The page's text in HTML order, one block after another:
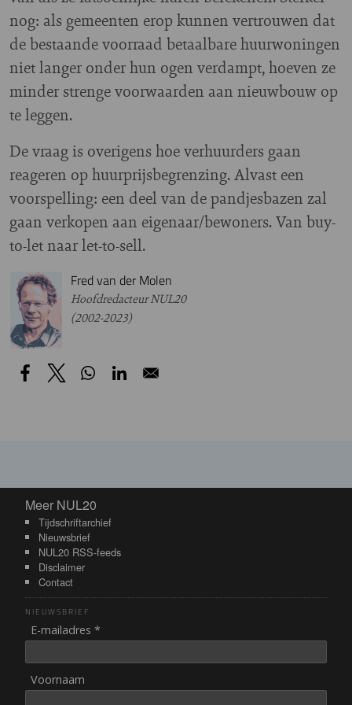
nog: als gemeenten erop kunnen vertrouwen dat
de bestaande voorraad betaalbare huurwoningen
niet langer onder hun ogen verdampt, hoeven ze
minder strenge voorwaarden aan nieuwbouw op
te leggen.
De vraag is overigens hoe verhuurders gaan
reageren op huurprijsbegrenzing. Alvast een
voorspelling: een deel van de pandjesbazen zal
gaan verkopen aan eigenaar/bewoners. Van buy-
to-let naar let-to-sell.
Fred van der Molen
Hoofdredacteur NUL20
(2002-2023)
Meer NUL20
Meer NUL20
Tijdschriftarchief
Nieuwsbrief
NUL20 RSS-feeds
Disclaimer
Contact
NIEUWSBRIEF
E-mailadres *
Voornaam